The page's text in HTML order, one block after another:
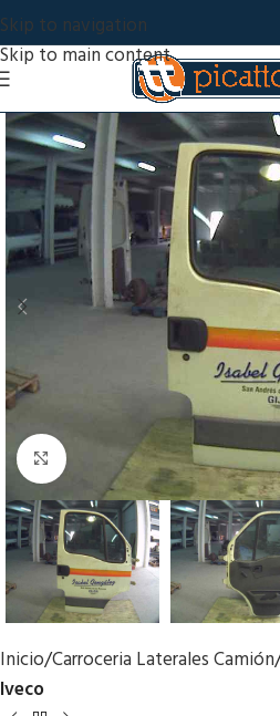
Skip to navigation
Skip to main content
Click to enlarge
Inicio Carroceria Laterales Camión
Iveco